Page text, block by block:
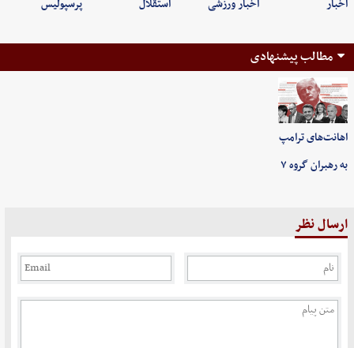
اخبار اخبار ورزشی استقلال پرسپولیس
مطالب پیشنهادی
اهانت‌های ترامپ
به رهبران گروه ۷
ارسال نظر